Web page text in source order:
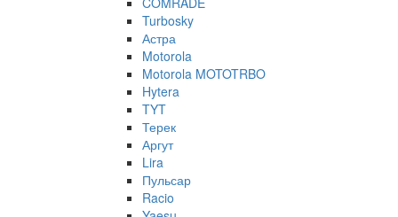
Turbosky
Астра
Motorola
Motorola MOTOTRBO
Hytera
TYT
Терек
Аргут
Lira
Пульсар
Racio